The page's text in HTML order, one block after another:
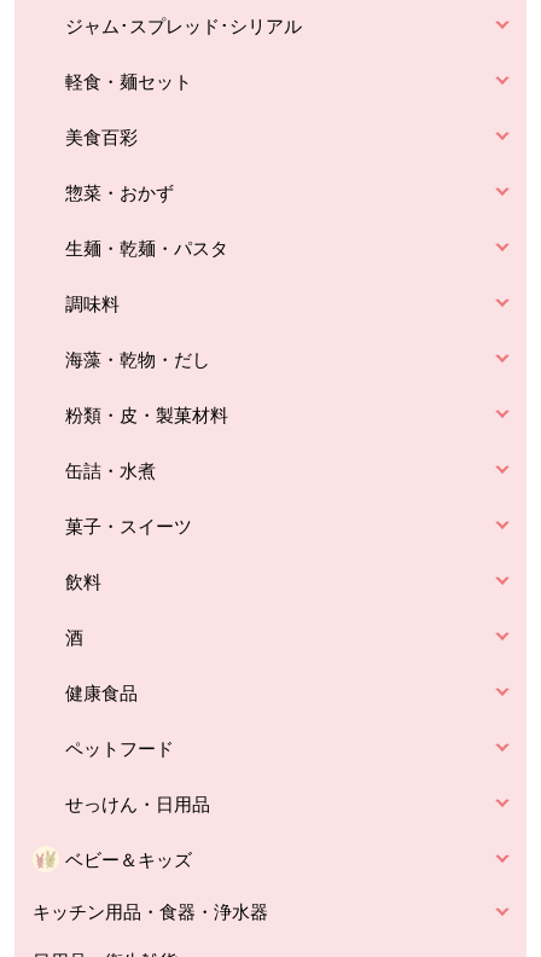
ジャム･スプレッド･シリアル
軽食・麺セット
美食百彩
惣菜・おかず
生麺・乾麺・パスタ
調味料
海藻・乾物・だし
粉類・皮・製菓材料
缶詰・水煮
菓子・スイーツ
飲料
酒
健康食品
ペットフード
せっけん・日用品
ベビー＆キッズ
キッチン用品・食器・浄水器